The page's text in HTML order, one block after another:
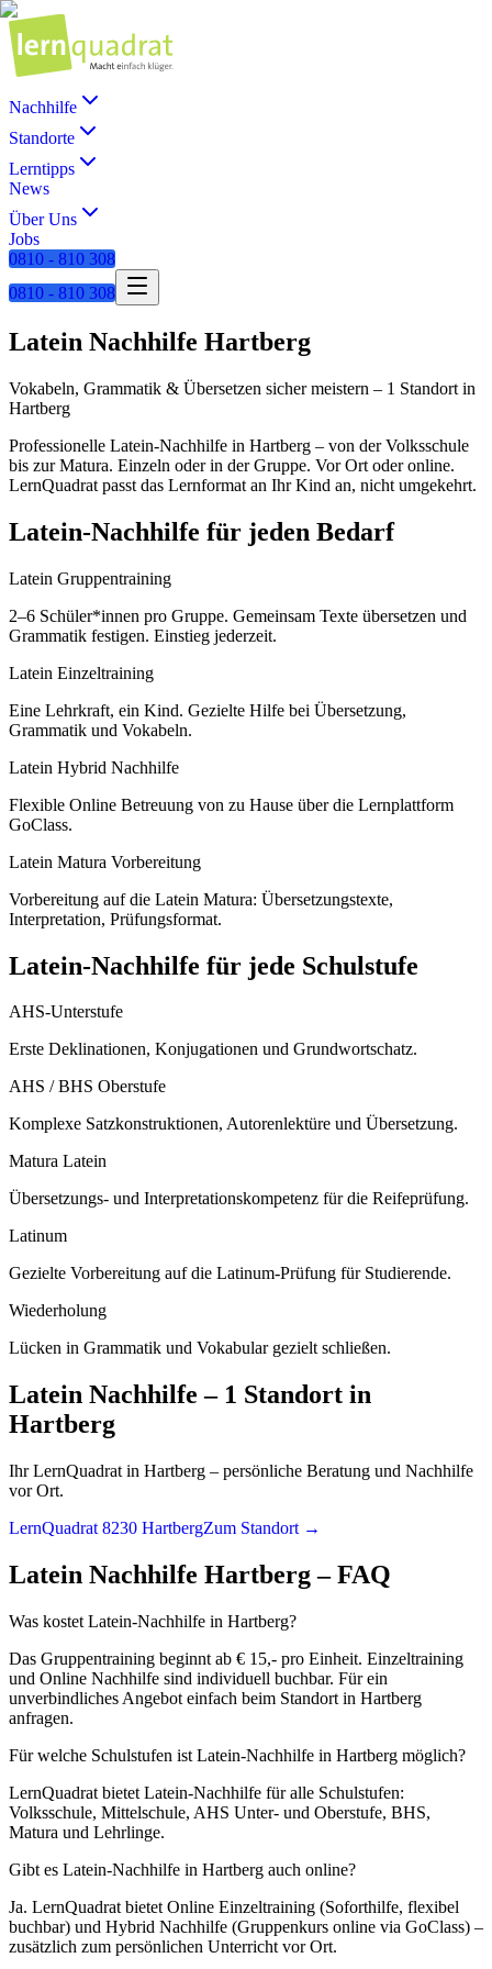
Nachhilfe
Standorte
Lerntipps
News
Über Uns
Jobs
0810 - 810 308
0810 - 810 308
Latein Nachhilfe Hartberg
Vokabeln, Grammatik & Übersetzen sicher meistern – 1 Standort in
Hartberg
Professionelle Latein-Nachhilfe in Hartberg – von der Volksschule
bis zur Matura. Einzeln oder in der Gruppe. Vor Ort oder online.
LernQuadrat passt das Lernformat an Ihr Kind an, nicht umgekehrt.
Latein-Nachhilfe für jeden Bedarf
Latein Gruppentraining
2–6 Schüler*innen pro Gruppe. Gemeinsam Texte übersetzen und
Grammatik festigen. Einstieg jederzeit.
Latein Einzeltraining
Eine Lehrkraft, ein Kind. Gezielte Hilfe bei Übersetzung,
Grammatik und Vokabeln.
Latein Hybrid Nachhilfe
Flexible Online Betreuung von zu Hause über die Lernplattform
GoClass.
Latein Matura Vorbereitung
Vorbereitung auf die Latein Matura: Übersetzungstexte,
Interpretation, Prüfungsformat.
Latein-Nachhilfe für jede Schulstufe
AHS-Unterstufe
Erste Deklinationen, Konjugationen und Grundwortschatz.
AHS / BHS Oberstufe
Komplexe Satzkonstruktionen, Autorenlektüre und Übersetzung.
Matura Latein
Übersetzungs- und Interpretationskompetenz für die Reifeprüfung.
Latinum
Gezielte Vorbereitung auf die Latinum-Prüfung für Studierende.
Wiederholung
Lücken in Grammatik und Vokabular gezielt schließen.
Latein Nachhilfe – 1 Standort in
Hartberg
Ihr LernQuadrat in Hartberg – persönliche Beratung und Nachhilfe
vor Ort.
LernQuadrat 8230 HartbergZum Standort →
Latein Nachhilfe Hartberg– FAQ
Was kostet Latein-Nachhilfe in Hartberg?
Das Gruppentraining beginnt ab € 15,- pro Einheit. Einzeltraining
und Online Nachhilfe sind individuell buchbar. Für ein
unverbindliches Angebot einfach beim Standort in Hartberg
anfragen.
Für welche Schulstufen ist Latein-Nachhilfe in Hartberg möglich?
LernQuadrat bietet Latein-Nachhilfe für alle Schulstufen:
Volksschule, Mittelschule, AHS Unter- und Oberstufe, BHS,
Matura und Lehrlinge.
Gibt es Latein-Nachhilfe in Hartberg auch online?
Ja. LernQuadrat bietet Online Einzeltraining (Soforthilfe, flexibel
buchbar) und Hybrid Nachhilfe (Gruppenkurs online via GoClass) –
zusätzlich zum persönlichen Unterricht vor Ort.